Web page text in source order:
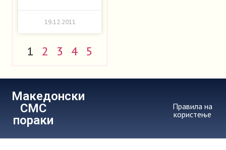
19.12.2011
1 2 3 4 5
Македонски
СМС
пораки
Правила на
користење